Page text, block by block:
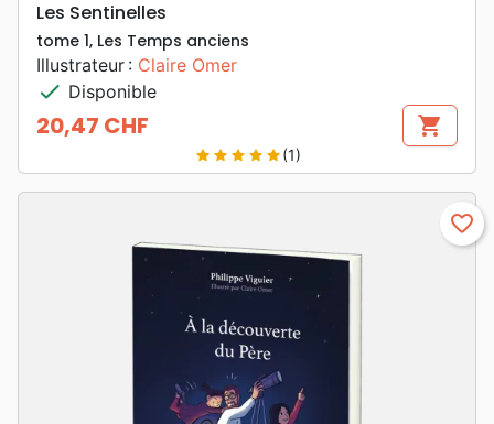
Les Sentinelles
tome 1, Les Temps anciens
Illustrateur : Claire Omer
check Disponible
Prix
20,47 CHF shopping_cart
star star star star star(1)
favorite_border